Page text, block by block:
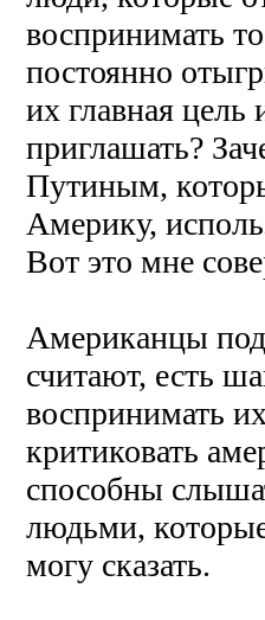
воспринимать
постоянно
их главная
приглашать?
Путиным,
Америку,
Вот это мне
Американцы
считают, есть
воспринимать
критиковать
способны
людьми,
могу сказать.